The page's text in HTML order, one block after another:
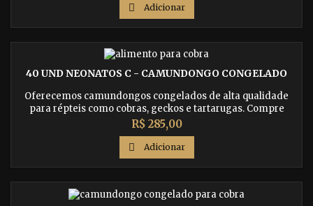
 Adicionar
40 UND NEONATOS C - CAMUNDONGO CONGELADO
Oferecemos camundongos congelados de alta qualidade
para répteis como cobras, geckos e tartarugas. Compre
agora e receba em qualquer lugar do Brasil.
Preço
R$ 285,00
 Adicionar